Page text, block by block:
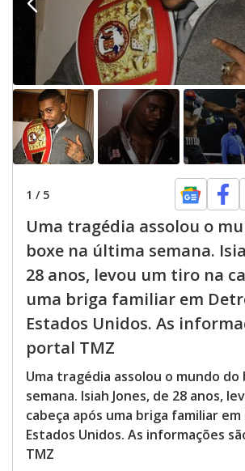
1 / 5
Uma tragédia assolou o
boxe na última semana.
28 anos, levou um tiro na
uma briga familiar em
Estados Unidos. As
portal TMZ
Uma tragédia assolou o mundo
semana. Isiah Jones, de 28 anos,
cabeça após uma briga familiar
Estados Unidos. As informações
TMZ